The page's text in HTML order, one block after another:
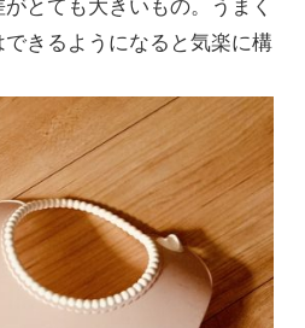
とても大きいもの。うまく
きるようになると気楽に構